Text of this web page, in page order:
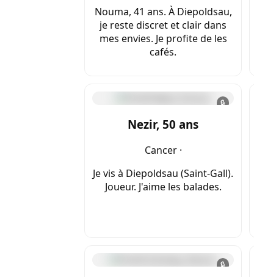
Nouma, 41 ans. À Diepoldsau,
je reste discret et clair dans
mes envies. Je profite de les
cafés.
🔒
Nezir, 50 ans
Cancer ·
Je vis à Diepoldsau (Saint-Gall).
Joueur. J'aime les balades.
🔒